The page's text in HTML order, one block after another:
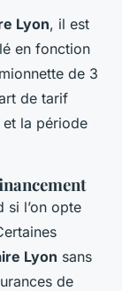
Lyon, il est
en fonction
de 3
de tarif
la période
si l’on opte
Lyon sans
de